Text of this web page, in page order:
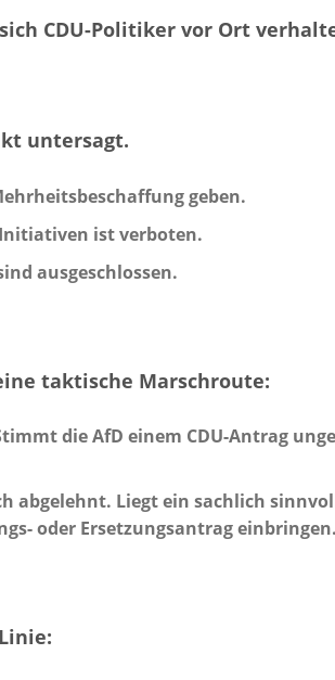
CDU-Politiker vor Ort
untersagt.
geben.
ist verboten.
ausgeschlossen.
taktische Marschroute:
die AfD einem CDU-Antrag
abgelehnt. Liegt ein sachlich
oder Ersetzungsantrag einbringen.